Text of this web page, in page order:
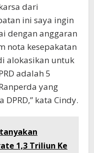
dari
ini saya ingin
dengan anggaran
nota kesepakatan
alokasikan untuk
adalah 5
yang
kata Cindy.
1,3 Triliun Ke